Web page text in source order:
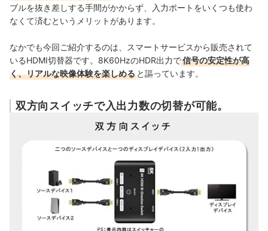
ブルを抜き差しする手間がかからず、入力ポートをいくつも使わ
なくて済むというメリットがあります。
なかでも今回ご紹介するのは、スマートサービスから販売されて
いるHDMI切替器です。8K60HzのHDR出力で信号の安定性が高
く、リアルな映像体験を楽しめる と謳っています。
双方向スイッチで入出力数の切替が可能。